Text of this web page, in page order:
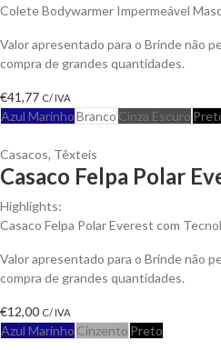
Colete Bodywarmer Impermeável
Valor apresentado para o Brinde não
compra de grandes quantidades.
€41,77 C/ IVA
Azul MarinhoBranco Cinza Escuro
Casacos, Têxteis
Casaco Felpa Polar
Highlights:
Casaco Felpa Polar Everest com
Valor apresentado para o Brinde não
compra de grandes quantidades.
€12,00 C/ IVA
Azul Marinho Cinzento Preto